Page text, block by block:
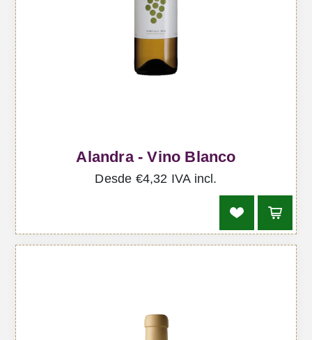
Alandra - Vino Blanco
Desde €4,32 IVA incl.